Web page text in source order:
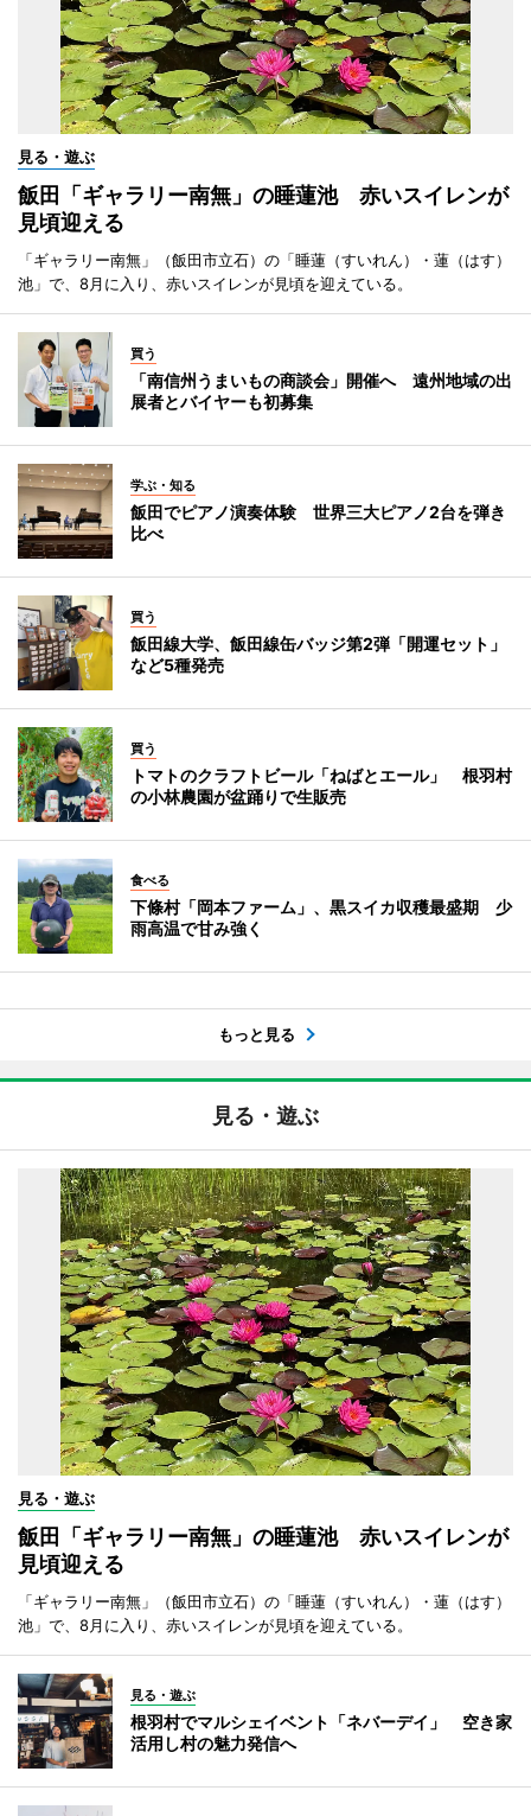
見る・遊ぶ
飯田「ギャラリー南無」の睡蓮池 赤いスイレンが
見頃迎える
「ギャラリー南無」（飯田市立石）の「睡蓮（すいれん）・蓮（はす）
池」で、8月に入り、赤いスイレンが見頃を迎えている。
買う
「南信州うまいもの商談会」開催へ 遠州地域の出
展者とバイヤーも初募集
学ぶ・知る
飯田でピアノ演奏体験 世界三大ピアノ2台を弾き
比べ
買う
飯田線大学、飯田線缶バッジ第2弾「開運セット」
など5種発売
買う
トマトのクラフトビール「ねばとエール」 根羽村
の小林農園が盆踊りで生販売
食べる
下條村「岡本ファーム」、黒スイカ収穫最盛期 少
雨高温で甘み強く
もっと見る
見る・遊ぶ
見る・遊ぶ
飯田「ギャラリー南無」の睡蓮池 赤いスイレンが
見頃迎える
「ギャラリー南無」（飯田市立石）の「睡蓮（すいれん）・蓮（はす）
池」で、8月に入り、赤いスイレンが見頃を迎えている。
見る・遊ぶ
根羽村でマルシェイベント「ネバーデイ」 空き家
活用し村の魅力発信へ